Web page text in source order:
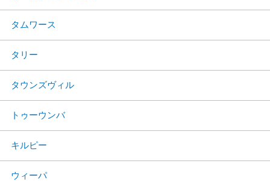
タムワース
タリー
タウンズヴィル
トゥーウンバ
キルピー
ウィーパ